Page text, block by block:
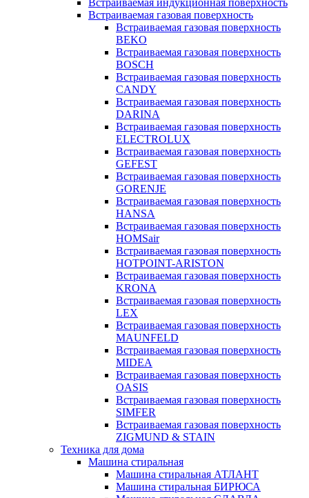
Встраиваемая индукционная поверхность
Встраиваемая газовая поверхность
Встраиваемая газовая поверхность
BEKO
Встраиваемая газовая поверхность
BOSCH
Встраиваемая газовая поверхность
CANDY
Встраиваемая газовая поверхность
DARINA
Встраиваемая газовая поверхность
ELECTROLUX
Встраиваемая газовая поверхность
GEFEST
Встраиваемая газовая поверхность
GORENJE
Встраиваемая газовая поверхность
HANSA
Встраиваемая газовая поверхность
HOMSair
Встраиваемая газовая поверхность
HOTPOINT-ARISTON
Встраиваемая газовая поверхность
KRONA
Встраиваемая газовая поверхность
LEX
Встраиваемая газовая поверхность
MAUNFELD
Встраиваемая газовая поверхность
MIDEA
Встраиваемая газовая поверхность
OASIS
Встраиваемая газовая поверхность
SIMFER
Встраиваемая газовая поверхность
ZIGMUND & STAIN
Техника для дома
Машина стиральная
Машина стиральная АТЛАНТ
Машина стиральная БИРЮСА